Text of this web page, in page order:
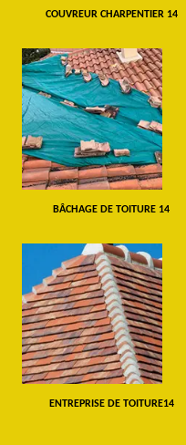
COUVREUR CHARPENTIER 14
BÂCHAGE DE TOITURE 14
ENTREPRISE DE TOITURE14